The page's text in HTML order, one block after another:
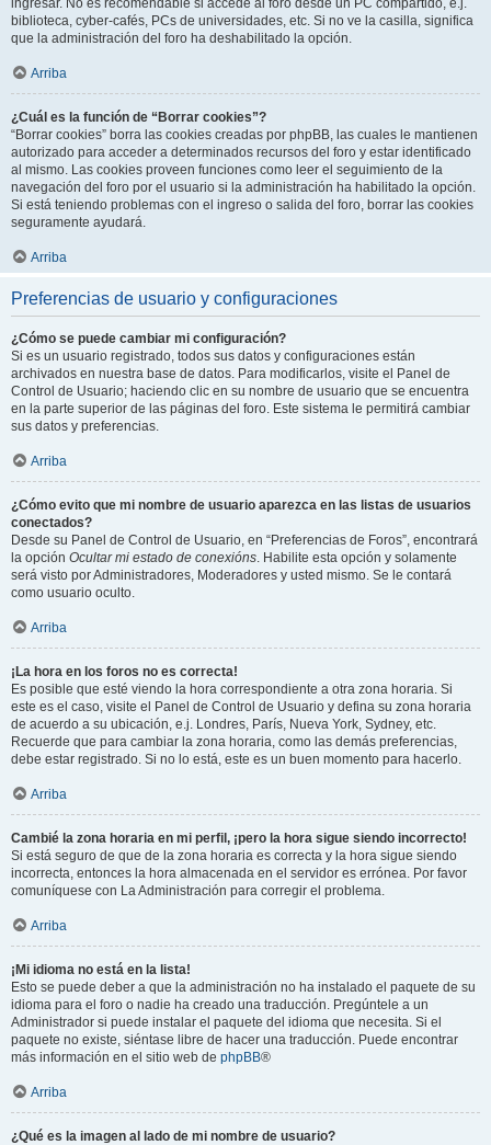
ingresar. No es recomendable si accede al foro desde un PC compartido, e.j.
biblioteca, cyber-cafés, PCs de universidades, etc. Si no ve la casilla, significa
que la administración del foro ha deshabilitado la opción.
Arriba
¿Cuál es la función de “Borrar cookies”?
“Borrar cookies” borra las cookies creadas por phpBB, las cuales le mantienen
autorizado para acceder a determinados recursos del foro y estar identificado
al mismo. Las cookies proveen funciones como leer el seguimiento de la
navegación del foro por el usuario si la administración ha habilitado la opción.
Si está teniendo problemas con el ingreso o salida del foro, borrar las cookies
seguramente ayudará.
Arriba
Preferencias de usuario y configuraciones
¿Cómo se puede cambiar mi configuración?
Si es un usuario registrado, todos sus datos y configuraciones están
archivados en nuestra base de datos. Para modificarlos, visite el Panel de
Control de Usuario; haciendo clic en su nombre de usuario que se encuentra
en la parte superior de las páginas del foro. Este sistema le permitirá cambiar
sus datos y preferencias.
Arriba
¿Cómo evito que mi nombre de usuario aparezca en las listas de usuarios
conectados?
Desde su Panel de Control de Usuario, en “Preferencias de Foros”, encontrará
la opción Ocultar mi estado de conexións. Habilite esta opción y solamente
será visto por Administradores, Moderadores y usted mismo. Se le contará
como usuario oculto.
Arriba
¡La hora en los foros no es correcta!
Es posible que esté viendo la hora correspondiente a otra zona horaria. Si
este es el caso, visite el Panel de Control de Usuario y defina su zona horaria
de acuerdo a su ubicación, e.j. Londres, París, Nueva York, Sydney, etc.
Recuerde que para cambiar la zona horaria, como las demás preferencias,
debe estar registrado. Si no lo está, este es un buen momento para hacerlo.
Arriba
Cambié la zona horaria en mi perfil, ¡pero la hora sigue siendo incorrecto!
Si está seguro de que de la zona horaria es correcta y la hora sigue siendo
incorrecta, entonces la hora almacenada en el servidor es errónea. Por favor
comuníquese con La Administración para corregir el problema.
Arriba
¡Mi idioma no está en la lista!
Esto se puede deber a que la administración no ha instalado el paquete de su
idioma para el foro o nadie ha creado una traducción. Pregúntele a un
Administrador si puede instalar el paquete del idioma que necesita. Si el
paquete no existe, siéntase libre de hacer una traducción. Puede encontrar
más información en el sitio web de phpBB®
Arriba
¿Qué es la imagen al lado de mi nombre de usuario?